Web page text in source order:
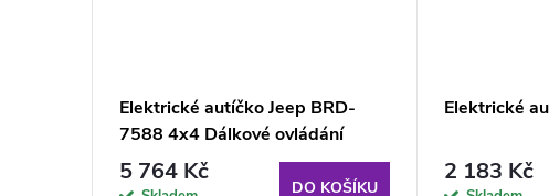
Elektrické autíčko Jeep BRD-
7588 4x4 Dálkové ovládání
Černé
5 764 Kč
DO KOŠÍKU
Elektrické
2 183 Kč